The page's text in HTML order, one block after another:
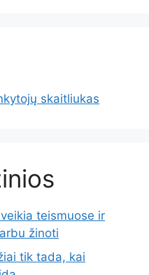
teismuose ir
žinoti
tik tada, kai